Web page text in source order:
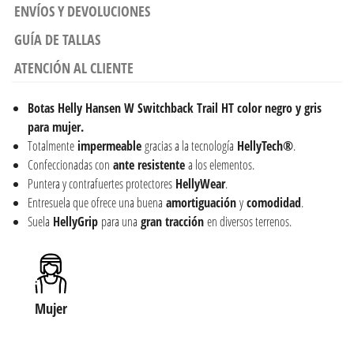
ENVÍOS Y DEVOLUCIONES
GUÍA DE TALLAS
ATENCIÓN AL CLIENTE
Botas Helly Hansen W Switchback Trail HT color negro y gris
para mujer.
Totalmente impermeablegracias a la tecnología HellyTech®.
Confeccionadas con anteresistentea los elementos.
Puntera y contrafuertes protectores HellyWear.
Entresuela que ofrece una buena amortiguaciónycomodidad.
Suela HellyGrip para una gran tracciónen diversos terrenos.
Mujer